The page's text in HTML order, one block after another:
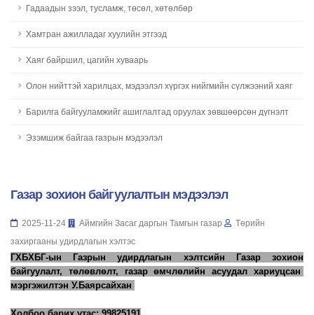
Гадаадын зээл, тусламж, төсөл, хөтөлбөр
Хамтран ажилладаг хуулийн этгээд
Хаяг байршил, цагийн хуваарь
Олон нийттэй харилцах, мэдээлэл хүргэх нийгмийн сүлжээний хаяг
Барилга байгууламжийг ашиглалтад оруулах зөвшөөрсөн дүгнэлт
Эзэмшиж байгаа газрын мэдээлэл
Газар зохион байгуулалтын мэдээлэл
2025-11-24 Аймгийн Засаг даргын Тамгын газар
Төрийн
захиргааны удирдлагын хэлтэс
ГХБХБГ-ын Газрын удирдлагын хэлтсийн Газар зохион
байгуулалт, төлөвлөлт, газар өмчлөлийн асуудал хариуцсан
мэргэжилтэн У.Баярсайхан